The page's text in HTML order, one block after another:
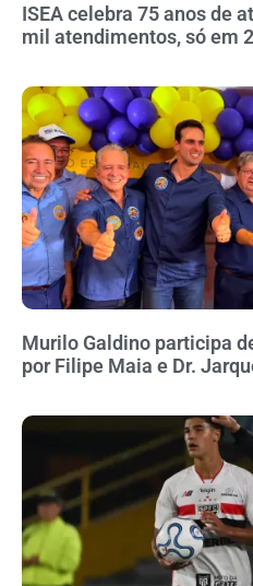
ISEA celebra 75 anos de
mil atendimentos, só em
Murilo Galdino participa
por Filipe Maia e Dr.